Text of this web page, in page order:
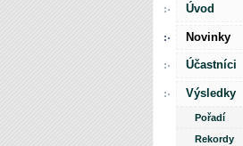
Úvod
Novinky
Účastníci
Výsledky
Pořadí
Rekordy